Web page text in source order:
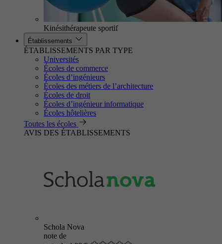
Kinésithérapeute sportif
Établissements
ÉTABLISSEMENTS PAR TYPE
Universités
Écoles de commerce
Écoles d’ingénieurs
Écoles des métiers de l’architecture
Écoles de droit
Écoles d’ingénieur informatique
Écoles hôtelières
Toutes les écoles
AVIS DES ÉTABLISSEMENTS
Schola Nova
note de